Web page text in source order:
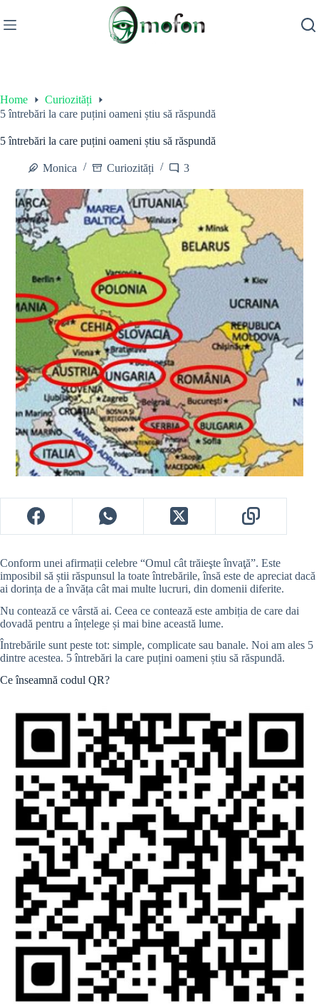
to
content
Home
Curiozități
5 întrebări la care puțini oameni știu să răspundă
5 întrebări la care puțini oameni știu să răspundă
Monica Curiozități 3
Conform unei afirmații celebre “Omul cât trăieşte învaţă”. Este
imposibil să știi răspunsul la toate întrebările, însă este de apreciat dacă
ai dorința de a învăța cât mai multe lucruri, din domenii diferite.
Nu contează ce vârstă ai. Ceea ce contează este ambiția de care dai
dovadă pentru a înțelege și mai bine această lume.
Întrebările sunt peste tot: simple, complicate sau banale. Noi am ales 5
dintre acestea. 5 întrebări la care puțini oameni știu să răspundă.
Ce înseamnă codul QR?